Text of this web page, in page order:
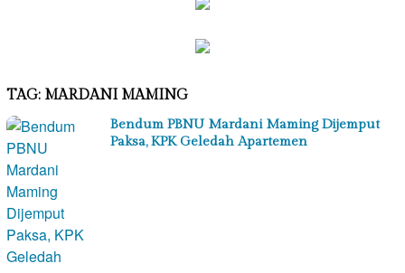
TAG: MARDANI MAMING
Bendum PBNU Mardani Maming Dijemput
Paksa, KPK Geledah Apartemen